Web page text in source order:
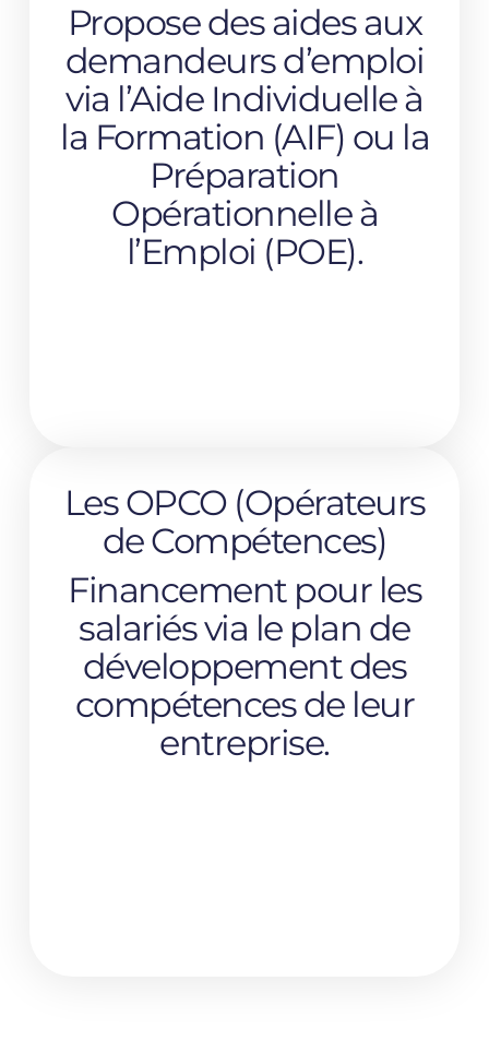
Propose des aides aux
demandeurs d’emploi
via l’Aide Individuelle à
la Formation (AIF) ou la
Préparation
Opérationnelle à
l’Emploi (POE).
Les OPCO (Opérateurs
de Compétences)
Financement pour les
salariés via le plan de
développement des
compétences de leur
entreprise.